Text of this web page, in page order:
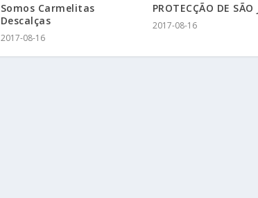
Somos Carmelitas
Descalças
2017-08-16
PROTECÇÃO DE SÃO
2017-08-16